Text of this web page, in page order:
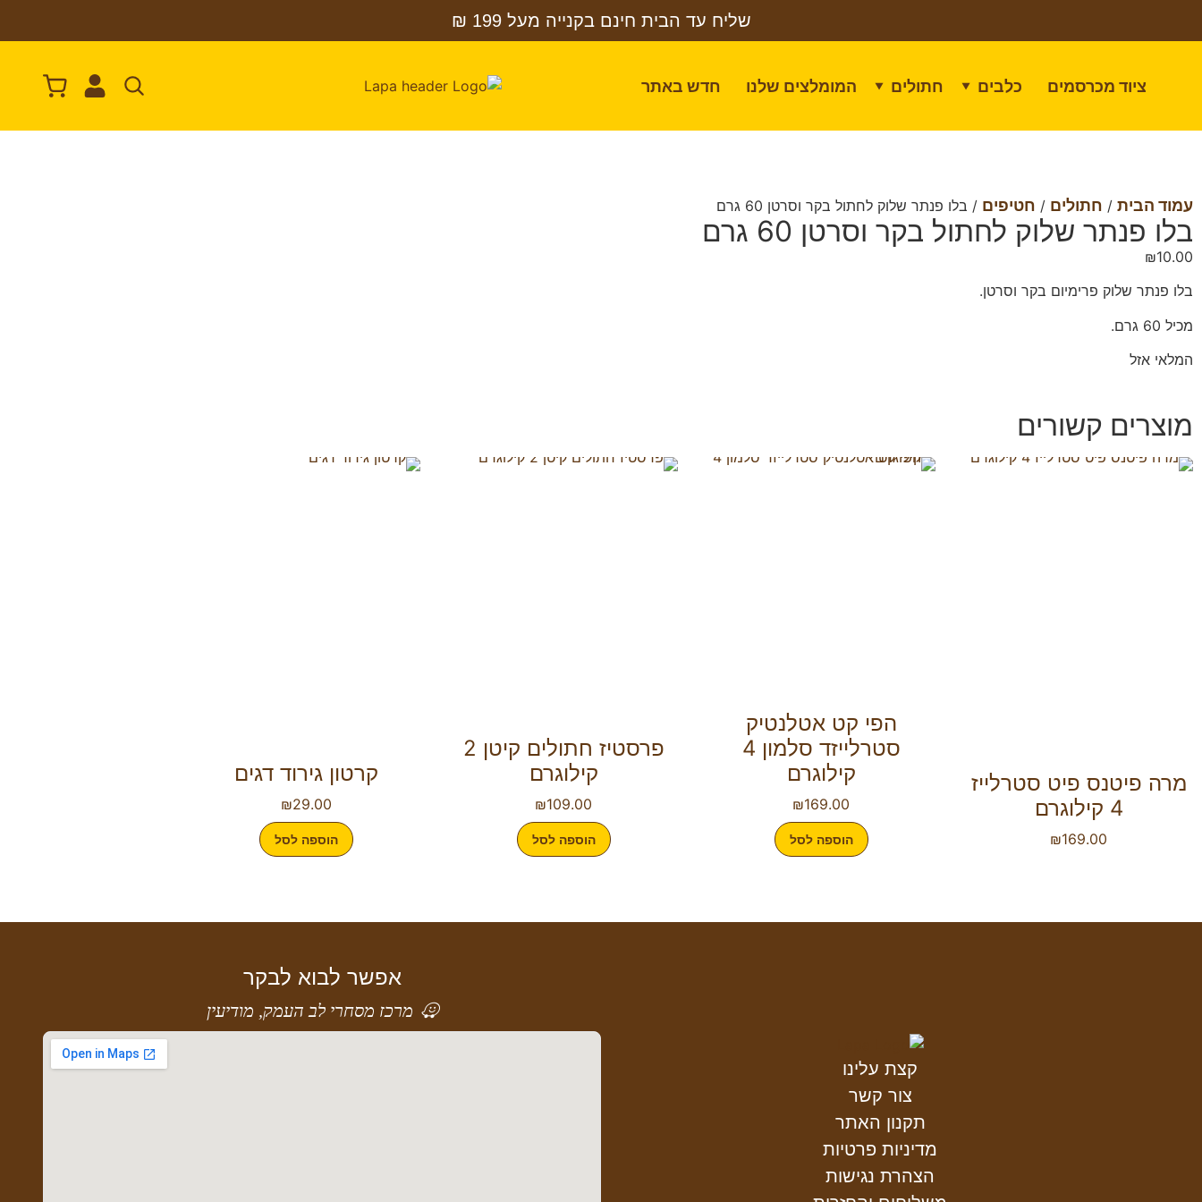
שליח עד הבית חינם בקנייה מעל 199 ₪
ציוד מכרסמים כלבים ▼ חתולים ▼ המומלצים שלנו חדש באתר
עמוד הבית / חתולים / חטיפים / בלו פנתר שלוק לחתול בקר וסרטן 60 גרם
בלו פנתר שלוק לחתול בקר וסרטן 60 גרם
₪10.00
בלו פנתר שלוק פרימיום בקר וסרטן.
מכיל 60 גרם.
המלאי אזל
מוצרים קשורים
מרה פיטנס פיט סטרלייז
4 קילוגרם
₪169.00
הפי קט אטלנטיק
סטרלייזד סלמון 4
קילוגרם
₪169.00
הוספה לסל
פרסטיז חתולים קיטן 2
קילוגרם
₪109.00
הוספה לסל
קרטון גירוד דגים
₪29.00
הוספה לסל
קצת עלינו
צור קשר
תקנון האתר
מדיניות פרטיות
הצהרת נגישות
אפשר לבוא לבקר
מרכז מסחרי לב העמק, מודיעין